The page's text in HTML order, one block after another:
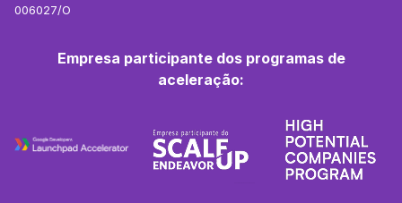
006027/O
Empresa participante dos programas de
aceleração: